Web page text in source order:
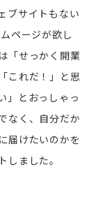
ブサイトもない
ページが欲し
「せっかく開業
これだ！」と思
」とおっしゃっ
なく、自分だか
届けたいのかを
ました。